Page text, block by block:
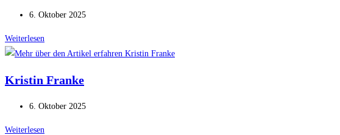
Beitrag
6. Oktober 2025
Weiterlesen
Nguyen
Kristin Franke
Beitrag
6. Oktober 2025
Weiterlesen